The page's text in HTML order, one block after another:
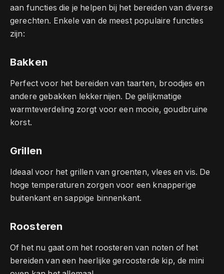
aan functies die je helpen bij het bereiden van diverse
gerechten. Enkele van de meest populaire functies
zijn:
Bakken
Perfect voor het bereiden van taarten, broodjes en
andere gebakken lekkernijen. De gelijkmatige
warmteverdeling zorgt voor een mooie, goudbruine
korst.
Grillen
Ideaal voor het grillen van groenten, vlees en vis. De
hoge temperaturen zorgen voor een knapperige
buitenkant en sappige binnenkant.
Roosteren
Of het nu gaat om het roosteren van noten of het
bereiden van een heerlijke geroosterde kip, de mini